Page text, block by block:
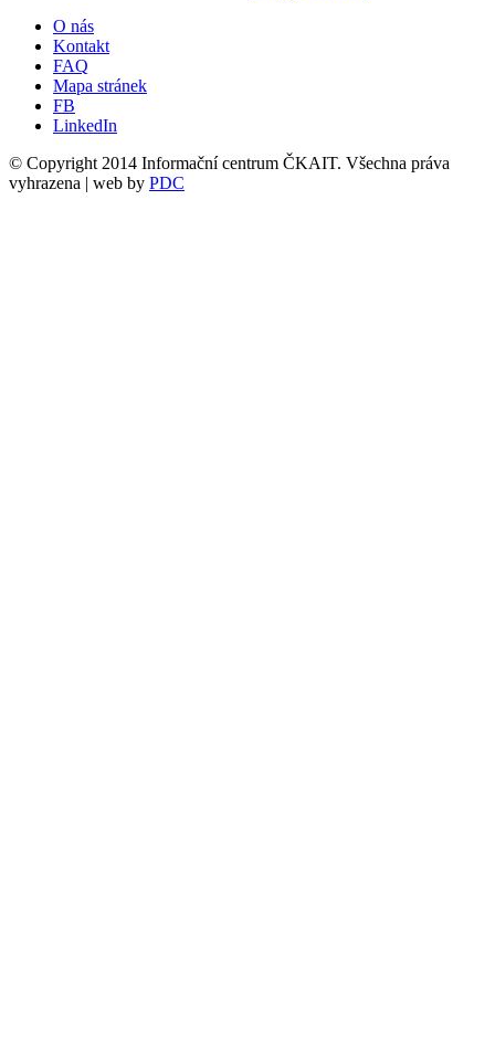
O nás
Kontakt
FAQ
Mapa stránek
FB
LinkedIn
© Copyright 2014 Informační centrum ČKAIT. Všechna práva
vyhrazena | web by PDC